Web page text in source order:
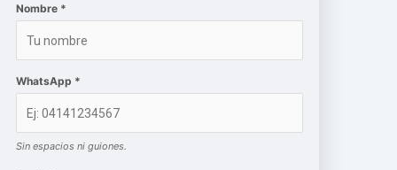
Nombre *
WhatsApp *
Sin espacios ni guiones.